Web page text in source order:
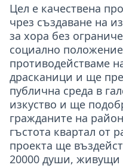
Цел е качествена
чрез създаване на
за хора без
социално
противодействаме
драсканици и ще
публична среда в
изкуство и ще
гражданите на
гъстота квартал от
проекта ще
20000 души, живущи